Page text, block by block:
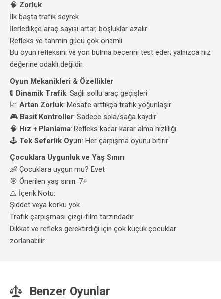
🧠 Zorluk
İlk başta trafik seyrek
İlerledikçe araç sayısı artar, boşluklar azalır
Refleks ve tahmin gücü çok önemli
Bu oyun refleksini ve yön bulma becerini test eder; yalnızca hız
değerine odaklı değildir.
Oyun Mekanikleri & Özellikler
🚦 Dinamik Trafik: Sağlı sollu araç geçişleri
📈 Artan Zorluk: Mesafe arttıkça trafik yoğunlaşır
🎮 Basit Kontroller: Sadece sola/sağa kaydır
🧠 Hız + Planlama: Refleks kadar karar alma hızlılığı
🕹️ Tek Seferlik Oyun: Her çarpışma oyunu bitirir
Çocuklara Uygunluk ve Yaş Sınırı
👶 Çocuklara uygun mu? Evet
🎯 Önerilen yaş sınırı: 7+
⚠️ İçerik Notu:
Şiddet veya korku yok
Trafik çarpışması çizgi-film tarzındadır
Dikkat ve refleks gerektirdiği için çok küçük çocuklar
zorlanabilir
Benzer Oyunlar